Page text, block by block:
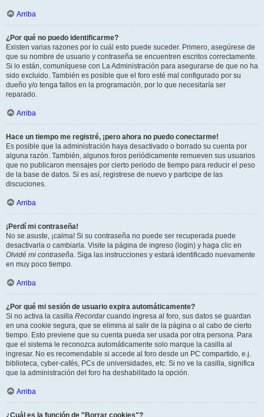
Arriba
¿Por qué no puedo identificarme?
Existen varias razones por lo cuál esto puede suceder. Primero, asegúrese de
que su nombre de usuario y contraseña se encuentren escritos correctamente.
Si lo están, comuníquese con La Administración para asegurarse de que no ha
sido excluido. También es posible que el foro esté mal configurado por su
dueño y/o tenga fallos en la programación, por lo que necesitaría ser
reparado.
Arriba
Hace un tiempo me registré, ¡pero ahora no puedo conectarme!
Es posible que la administración haya desactivado o borrado su cuenta por
alguna razón. También, algunos foros periódicamente remueven sus usuarios
que no publicaron mensajes por cierto periodo de tiempo para reducir el peso
de la base de datos. Si es así, registrese de nuevo y participe de las
discuciones.
Arriba
¡Perdí mi contraseña!
No se asuste, ¡calma! Si su contraseña no puede ser recuperada puede
desactivarla o cambiarla. Visite la página de ingreso (login) y haga clic en
Olvidé mi contraseña. Siga las instrucciones y estará identificado nuevamente
en muy poco tiempo.
Arriba
¿Por qué mi sesión de usuario expira automáticamente?
Si no activa la casilla Recordarcuando ingresa al foro, sus datos se guardan
en una cookie segura, que se elimina al salir de la página o al cabo de cierto
tiempo. Esto previene que su cuenta pueda ser usada por otra persona. Para
que el sistema le reconozca automáticamente solo marque la casilla al
ingresar. No es recomendable si accede al foro desde un PC compartido, e.j.
biblioteca, cyber-cafés, PCs de universidades, etc. Si no ve la casilla, significa
que la administración del foro ha deshabilitado la opción.
Arriba
¿Cuál es la función de "Borrar cookies"?